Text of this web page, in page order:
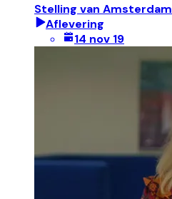
Stelling van Amsterdam
Aflevering
14 nov 19